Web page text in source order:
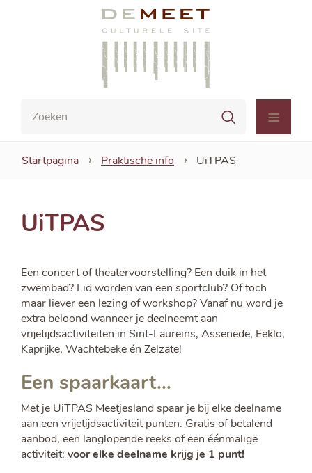
Naar
inhoud
menu
zoek
Zoeken
Startpagina Praktische info UiTPAS
UiTPAS
Een concert of theatervoorstelling? Een duik in het
zwembad? Lid worden van een sportclub? Of toch
maar liever een lezing of workshop? Vanaf nu word je
extra beloond wanneer je deelneemt aan
vrijetijdsactiviteiten in Sint-Laureins, Assenede, Eeklo,
Kaprijke, Wachtebeke én Zelzate!
Een spaarkaart…
Met je UiTPAS Meetjesland spaar je bij elke deelname
aan een vrijetijdsactiviteit punten. Gratis of betalend
aanbod, een langlopende reeks of een éénmalige
activiteit: voor elke deelname krijg je 1 punt!